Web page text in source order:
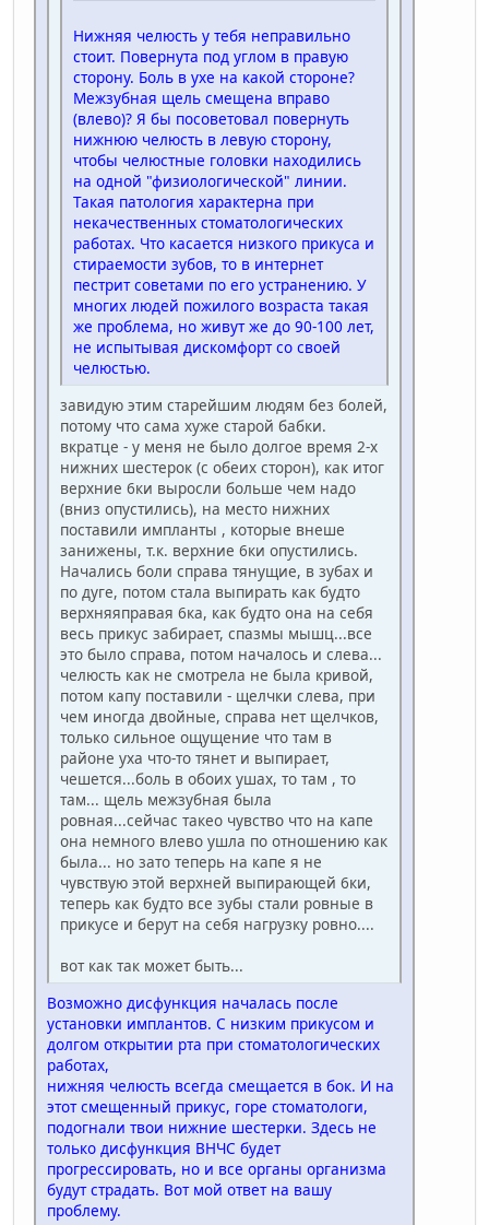
Нижняя челюсть у тебя неправильно
стоит. Повернута под углом в правую
сторону. Боль в ухе на какой стороне?
Межзубная щель смещена вправо
(влево)? Я бы посоветовал повернуть
нижнюю челюсть в левую сторону,
чтобы челюстные головки находились
на одной "физиологической" линии.
Такая патология характерна при
некачественных стоматологических
работах. Что касается низкого прикуса и
стираемости зубов, то в интернет
пестрит советами по его устранению. У
многих людей пожилого возраста такая
же проблема, но живут же до 90-100 лет,
не испытывая дискомфорт со своей
челюстью.
завидую этим старейшим людям без болей,
потому что сама хуже старой бабки.
вкратце - у меня не было долгое время 2-х
нижних шестерок (с обеих сторон), как итог
верхние 6ки выросли больше чем надо
(вниз опустились), на место нижних
поставили импланты , которые внеше
занижены, т.к. верхние 6ки опустились.
Начались боли справа тянущие, в зубах и
по дуге, потом стала выпирать как будто
верхняяправая 6ка, как будто она на себя
весь прикус забирает, спазмы мышц...все
это было справа, потом началось и слева...
челюсть как не смотрела не была кривой,
потом капу поставили - щелчки слева, при
чем иногда двойные, справа нет щелчков,
только сильное ощущение что там в
районе уха что-то тянет и выпирает,
чешется...боль в обоих ушах, то там , то
там... щель межзубная была
ровная...сейчас такео чувство что на капе
она немного влево ушла по отношению как
была... но зато теперь на капе я не
чувствую этой верхней выпирающей 6ки,
теперь как будто все зубы стали ровные в
прикусе и берут на себя нагрузку ровно....
вот как так может быть...
Возможно дисфункция началась после
установки имплантов. С низким прикусом и
долгом открытии рта при стоматологических
работах,
нижняя челюсть всегда смещается в бок. И на
этот смещенный прикус, горе стоматологи,
подогнали твои нижние шестерки. Здесь не
только дисфункция ВНЧС будет
прогрессировать, но и все органы организма
будут страдать. Вот мой ответ на вашу
проблему.